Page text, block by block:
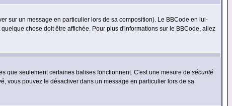
sur un message en particulier lors de sa composition). Le BBCode en lui-
chose doit être affichée. Pour plus d'informations sur le BBCode, allez
que seulement certaines balises fonctionnent. C'est une mesure de sécurité
vous pouvez le désactiver dans un message en particulier lors de sa